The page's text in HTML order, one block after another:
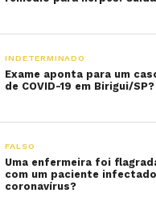
INDETERMINADO
Exame aponta para um
de COVID-19 em Birigui/SP?
FALSO
Uma enfermeira foi
com um paciente
coronavírus?